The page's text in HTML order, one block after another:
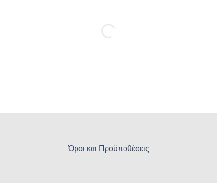
Όροι και Προϋποθέσεις